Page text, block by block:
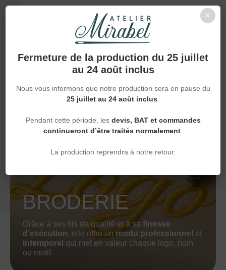
×
Fermeture de la production du 25 juillet
au 24 août inclus
Nous vous informons que notre production sera en pause du
25 juillet au 24 août inclus
Pendant cette période, les devis, BAT et commandes
continueront d’être traités normalement
La production reprendra à notre retour.
Techniques
SAVOIR-FAIRE
PERSONNALISATION
DTF ou sublimation : choisissez la finition qui mettra votre
projeten valeur.
BRODERIE
Grâce à ses fils de qualité et à sa finesse
d’exécution, elle offre un rendu professionnel et
intemporel qui met en valeur chaque logo, nom
ou motif.